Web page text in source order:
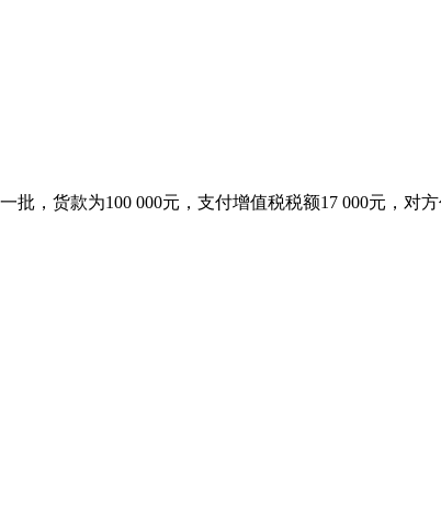
，货款为100 000元，支付增值税税额17 000元，对